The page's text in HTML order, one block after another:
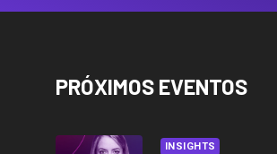
PRÓXIMOS EVENTOS
INSIGHTS